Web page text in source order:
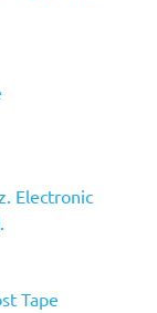
Electronic
Tape